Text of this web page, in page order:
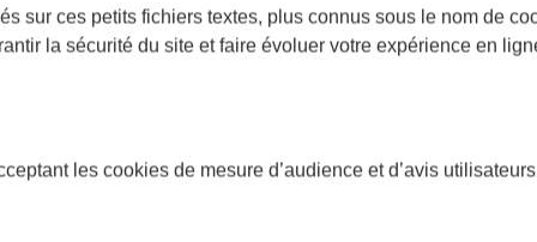
sur ces petits fichiers textes, plus connus sous le nom de
la sécurité du site et faire évoluer votre expérience en
les cookies de mesure d’audience et d’avis